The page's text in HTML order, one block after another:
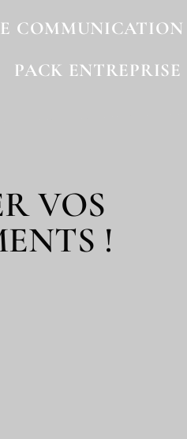
COMMUNICATION
PACK ENTREPRISE
VOS
!